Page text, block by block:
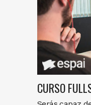
CURSO